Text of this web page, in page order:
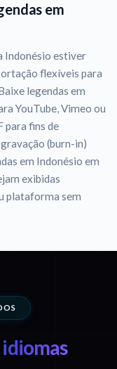
em
Indonésio estiver
flexíveis para
legendas em
YouTube, Vimeo ou
para fins de
(burn-in)
em Indonésio em
exibidas
plataforma sem